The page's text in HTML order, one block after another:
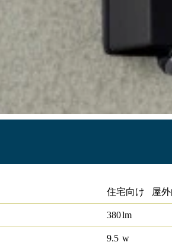
住宅向け 屋
380lm
9.5 w